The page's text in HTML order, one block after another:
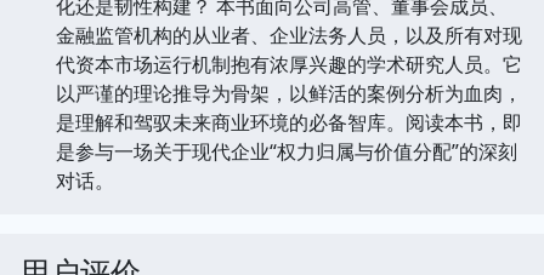
化还是韧性构建？ 本书面向公司高管、董事会成员、
金融监管机构的从业者、企业法务人员，以及所有对现
代资本市场运行机制抱有浓厚兴趣的学术研究人员。它
以严谨的理论推导为骨架，以鲜活的案例分析为血肉，
是理解和驾驭未来商业环境的必备智库。阅读本书，即
是参与一场关于现代企业“权力归属与价值分配”的深刻
对话。